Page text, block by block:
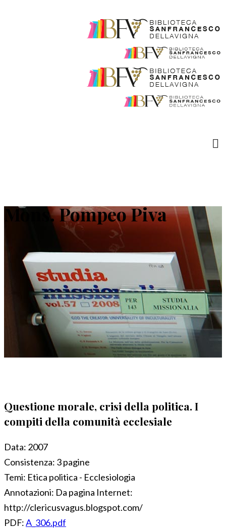
Mons. Pompeo Piva
Questione morale, crisi della politica. I
compiti della comunità ecclesiale
Data: 2007
Consistenza: 3 pagine
Temi: Etica politica - Ecclesiologia
Annotazioni: Da pagina Internet:
http://clericusvagus.blogspot.com/
PDF:A_306.pdf